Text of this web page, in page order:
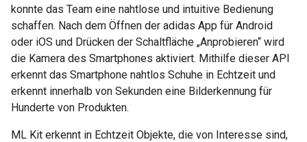
konnte das Team eine nahtlose und intuitive Bedienung
schaffen. Nach dem Öffnen der adidas App für Android
oder iOS und Drücken der Schaltfläche „Anprobieren“ wird
die Kamera des Smartphones aktiviert. Mithilfe dieser API
erkennt das Smartphone nahtlos Schuhe in Echtzeit und
erkennt innerhalb von Sekunden eine Bilderkennung für
Hunderte von Produkten.
ML Kit erkennt in Echtzeit Objekte, die von Interesse sind,